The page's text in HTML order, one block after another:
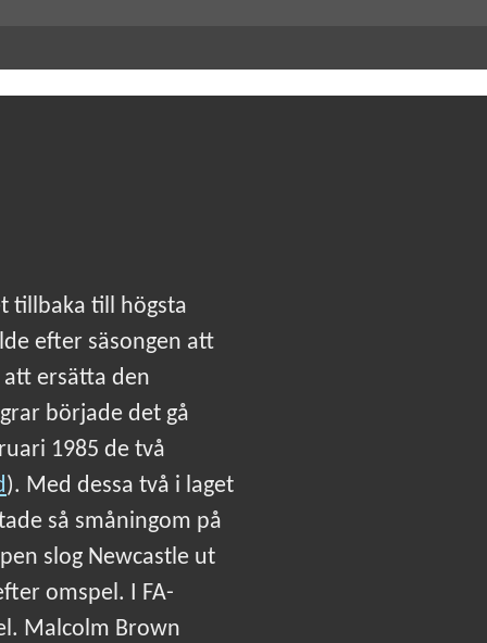
tillbaka till högsta
efter säsongen att
ersätta den
började det gå
1985 de två
). Med dessa två i laget
så småningom på
slog Newcastle ut
omspel. I FA-
Malcolm Brown